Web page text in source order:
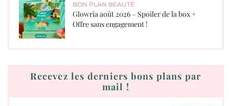
BON PLAN BEAUTÉ
Glowria août 2026 – Spoiler de la box +
Offre sans engagement !
Recevez les derniers bons plans par
mail !